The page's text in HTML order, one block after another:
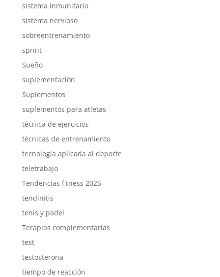
sistema inmunitario
sistema nervioso
sobreentrenamiento
sprint
Sueño
suplementación
Suplementos
suplementos para atletas
técnica de ejercicios
técnicas de entrenamiento
tecnología aplicada al deporte
teletrabajo
Tendencias fitness 2025
tendinitis
tenis y padel
Terapias complementarias
test
testosterona
tiempo de reacción